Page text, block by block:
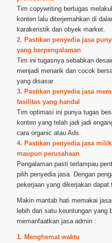
Tim copywriting bertugas
konten lalu diterjemahkan di
karakeristik dan obyek market.
2. Pastikan penyedia jasa
yang berpengalaman
Tim ini tugasnya sebabkan
menjadi menarik dan cocok
yang disasar.
3. Pastikan penyedia jasa
fasilitas yang handal
Tim optimasi ini punya tugas
konten yang telah jadi jadi
cara organic atau Ads.
4. Pastikan penyedia jasa
maupun perusahaan
Pengalaman pasti terlampau
pilih penyedia jasa. Dengan
pekerjaan yang dikerjakan dapat
Makin mantab hati memakai
lebih dari satu keuntungan yang
memanfaatkan jasa admin :
1. Menghemat waktu